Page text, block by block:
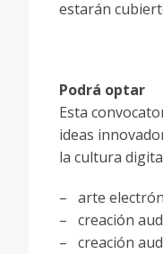
estarán
Podrá optar
Esta
ideas
la cultura
– arte
– creación
– creación